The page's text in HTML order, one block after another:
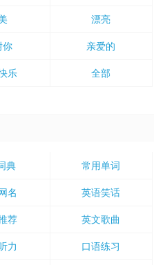
漂亮
你 亲爱的
乐 全部
典 常用单词
名 英语笑话
荐 英文歌曲
力 口语练习